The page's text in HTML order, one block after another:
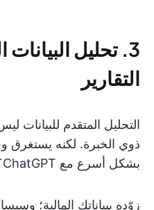
3. تحليل البيانات
التقارير
التحليل المتقدم للبيانات
ذوي الخبرة. لكنه يستغرق
بشكل أسرع مع ChatGPT؟
زوّده ببياناتك المالية؛